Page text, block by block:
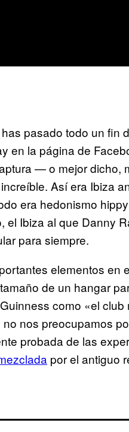
pasado todo un fin
en la página de
— o mejor
Así era Ibiza
era hedonismo
el Ibiza al que Danny
para siempre.
elementos en
de un hangar
como «el club
nos preocupamos
probada de las
por el antiguo